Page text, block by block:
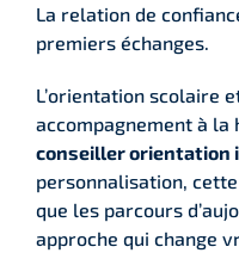
La relation de
premiers échanges.
L’orientation scolaire
accompagnement à la
conseiller orientation
personnalisation,
que les parcours
approche qui change